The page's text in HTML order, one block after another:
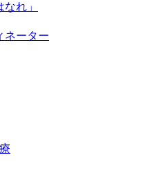
れ」
ネーター